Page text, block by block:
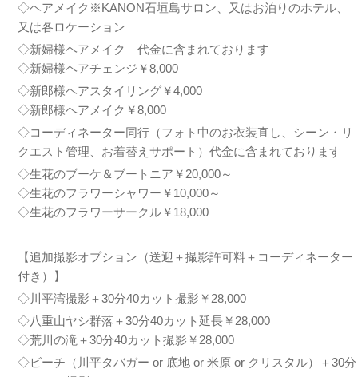
◇ヘアメイク※KANON石垣島サロン、又はお泊りのホテル、
又は各ロケーション
◇新婦様ヘアメイク 代金に含まれております
◇新婦様ヘアチェンジ￥8,000
◇新郎様ヘアスタイリング￥4,000
◇新郎様ヘアメイク￥8,000
◇コーディネーター同行（フォト中のお衣装直し、シーン・リ
クエスト管理、お着替えサポート）代金に含まれております
◇生花のブーケ＆ブートニア￥20,000～
◇生花のフラワーシャワー￥10,000～
◇生花のフラワーサークル￥18,000
【追加撮影オプション（送迎＋撮影許可料＋コーディネーター
付き）】
◇川平湾撮影＋30分40カット撮影￥28,000
◇八重山ヤシ群落＋30分40カット延長￥28,000
◇荒川の滝＋30分40カット撮影￥28,000
◇ビーチ（川平タバガー or 底地 or 米原 or クリスタル）＋30分